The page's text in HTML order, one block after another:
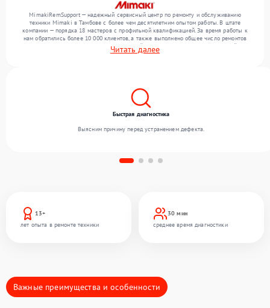
MimakiRemSupport — надежный сервисный центр по ремонту и обслуживанию
техники Mimaki в Тамбове с более чем десятилетним опытом работы. В штате
компании — порядка 18 мастеров с профильной квалификацией. За время работы к
нам обратились более 10 000 клиентов, а также выполнено общее число ремонтов
превысило 12 000. Ежемесячно в сервисный центр поступает более 300 устройств,
включая , , . Мы выполняем ремонт различного уровня сложности и гарантируем
Читать далее
13+
лет опыта в ремонте техники
30 мин
среднее время диагностики
Быстрая диагностика
Выясним причину перед устранением дефекта.
Важные преимущества и особенности